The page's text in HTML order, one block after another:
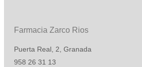
Farmacia Zarco Rios
Puerta Real, 2, Granada
958 26 31 13